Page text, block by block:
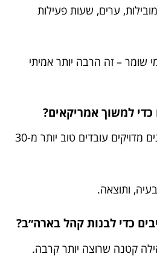
ערים, שעות פעילות
שומר – זה הרבה יותר אמיתי
למשוך אמריקאים?
בדרך כלל 8-15 האשטגים מדויקים עובדים טוב יותר מ-30
ותוצאה.
כדי לבנות קהל בארה״ב?
קטנה שרוצה יותר קרבה.